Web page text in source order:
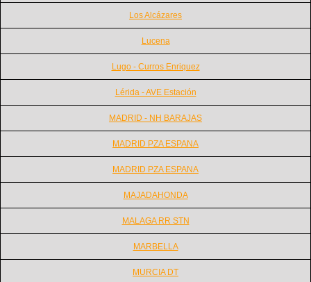
Los Alcázares
Lucena
Lugo - Curros Enriquez
Lérida - AVE Estación
MADRID - NH BARAJAS
MADRID PZA ESPANA
MADRID PZA ESPANA
MAJADAHONDA
MALAGA RR STN
MARBELLA
MURCIA DT